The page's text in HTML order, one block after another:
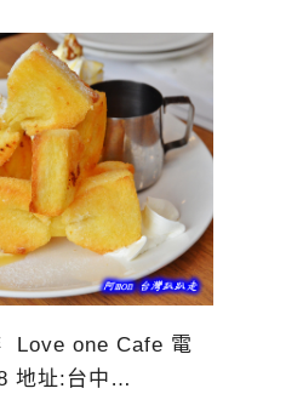
Love one Cafe 電
地址:台中…